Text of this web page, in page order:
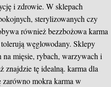
i zdrowie. W sklepach
sterylizowanych czy
również bezzbożowa karma
węglowodany. Sklepy
mięsie, rybach, warzywach i
znajdzie tę idealną.karma dla
mokra karma w